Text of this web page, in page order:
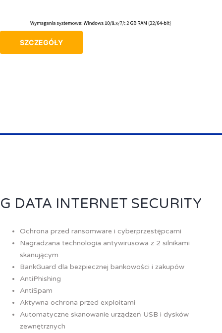
SZCZEGÓŁY
G DATA INTERNET SECURITY
Ochrona przed ransomware i cyberprzestępcami
Nagradzana technologia antywirusowa z 2 silnikami
skanującym
BankGuard dla bezpiecznej bankowości i zakupów
AntiPhishing
AntiSpam
Aktywna ochrona przed exploitami
Automatyczne skanowanie urządzeń USB i dysków
zewnętrznych